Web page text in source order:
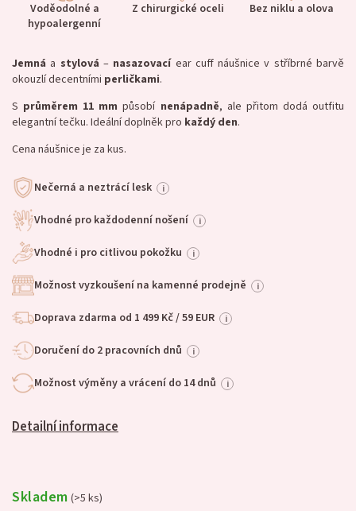
Voděodolné a
hypoalergenní
Z chirurgické oceli Bez niklu a olova
Jemná a stylová – nasazovacíear cuff náušnice v stříbrné barvě
okouzlí decentními perličkami.
S průměrem 11 mm působí nenápadně, ale přitom dodá outfitu
elegantní tečku. Ideální doplněk pro každý den.
Cena náušnice je za kus.
Nečerná a neztrácí lesk i
Vhodné pro každodenní nošení i
Vhodné i pro citlivou pokožku i
Možnost vyzkoušení na kamenné prodejně i
Doprava zdarma od 1 499 Kč / 59 EUR i
Doručení do 2 pracovních dnů i
Možnost výměny a vrácení do 14 dnů i
Detailní informace
Skladem (>5 ks)